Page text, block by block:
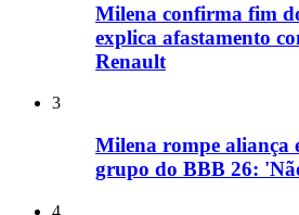
Milena confirma fim
explica afastamento
Renault
3
Milena rompe aliança
grupo do BBB 26:
4